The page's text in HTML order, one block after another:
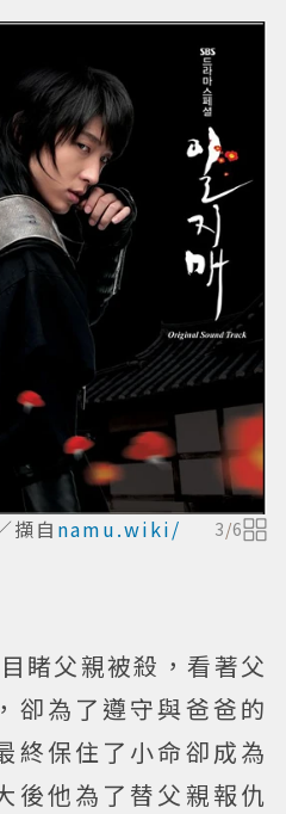
擷自 namu.wiki/ 3/6
睹父親被殺，看著父
卻為了遵守與爸爸的
終保住了小命卻成為
後他為了替父親報仇